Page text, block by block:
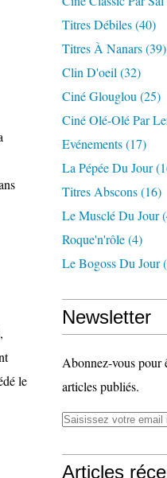
le
Titres Débiles(40)
Titres À Nanars(39)
Clin D'oeil (32)
Ciné Glouglou (25)
Ciné Olé-Olé Par
Evénements(17)
La Pépée Du Jour
Titres Abscons(16)
Le Musclé Du Jour
Roque'n'rôle(4)
Le Bogoss Du Jour
Newsletter
Abonnez-vous pour
articles publiés.
Articles